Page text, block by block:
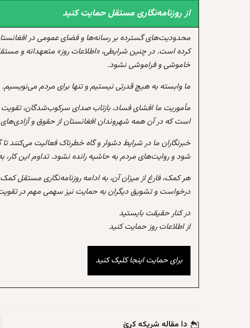
از روزنامه‌نگاری مستقل حمایت کنید
محدودیت‌های گسترده بر رسانه‌ها و فضای عمومی در
کرده است. در چنین شرایطی، «اطلاعات روز» متعهدانه و
خاموشی و فراموشی نشود.
ما وابسته به هیچ قدرتی نیستیم و تنها برای مردم می‌نویسیم.
مأموریت ما افشای فساد، بازتاب صدای سرکوب‌شدگان،
است که در آن همه شهروندان افغانستان از حقوق و آزادی‌های
خبرنگاران ما در شرایط دشوار و گاه خطرناک فعالیت می‌کنند
شود و روایت‌های مردم به حاشیه رانده نشود. تداوم این
هر کمک، فارغ از میزان آن، به ادامه روزنامه‌نگاری مستقل
درخواست و تشویق دیگران به حمایت نیز سهمی مهم در
در کنار حقیقت بایستید
از اطلاعات روز حمایت کنید
برای حمایت اینجا کلیک کنید
دا مقاله شریکه کړئ